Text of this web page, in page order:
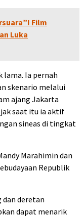
Film
Luka
lama. Ia pernah
skenario melalui
ajang Jakarta
saat itu ia aktif
sineas di tingkat
Marahimin dan
Republik
dan deretan
dapat menarik